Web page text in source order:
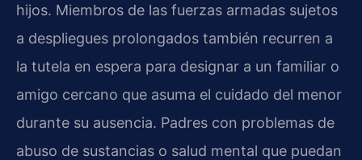
hijos. Miembros de las fuerzas armadas sujetos
a despliegues prolongados también recurren a
la tutela en espera para designar a un familiar o
amigo cercano que asuma el cuidado del menor
durante su ausencia. Padres con problemas de
abuso de sustancias o salud mental que puedan